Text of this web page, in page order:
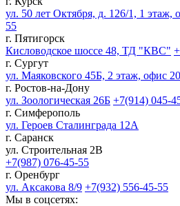
ул. 50 лет Октября, д. 126/1, 1
55
г. Пятигорск
Кисловодское шоссе 48, ТД "КВС"
г. Сургут
ул. Маяковского 45Б, 2 этаж, офис
г. Ростов-на-Дону
ул. Зоологическая 26Б +7(914) 045-
г. Симферополь
ул. Героев Сталинграда 12А
г. Саранск
ул. Строительная 2В
+7(987) 076-45-55
г. Оренбург
ул. Аксакова 8/9 +7(932) 556-45-55
Мы в соцсетях: